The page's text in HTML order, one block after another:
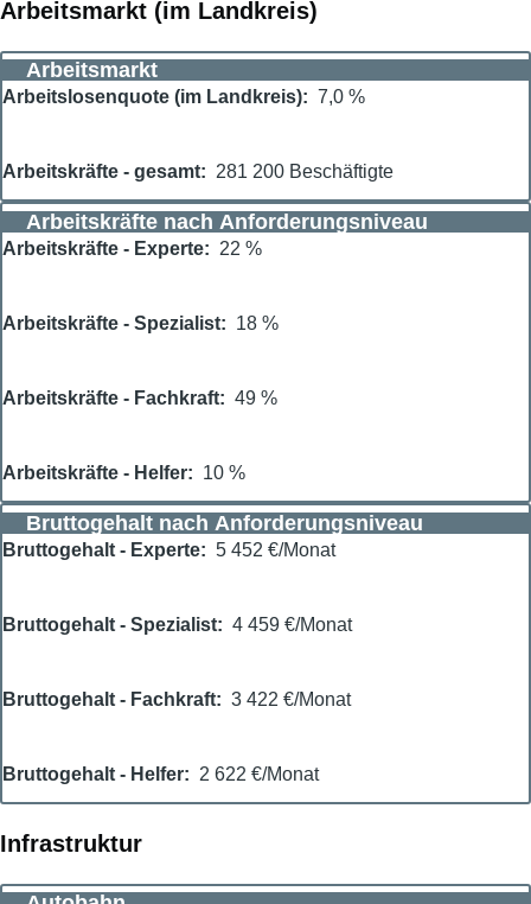
Arbeitsmarkt (im Landkreis)
Arbeitsmarkt
Arbeitslosenquote (im Landkreis) 7,0 %
Arbeitskräfte - gesamt 281 200 Beschäftigte
Arbeitskräfte nach Anforderungsniveau
Arbeitskräfte - Experte 22 %
Arbeitskräfte - Spezialist 18 %
Arbeitskräfte - Fachkraft 49 %
Arbeitskräfte - Helfer 10 %
Bruttogehalt nach Anforderungsniveau
Bruttogehalt - Experte 5 452 €/Monat
Bruttogehalt - Spezialist 4 459 €/Monat
Bruttogehalt - Fachkraft 3 422 €/Monat
Bruttogehalt - Helfer 2 622 €/Monat
Infrastruktur